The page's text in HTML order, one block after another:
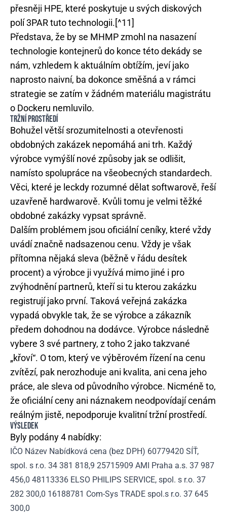
přesněji HPE, které poskytuje u svých diskových
polí 3PAR tuto technologii.[^11]
Představa, že by se MHMP zmohl na nasazení
technologie kontejnerů do konce této dekády se
nám, vzhledem k aktuálním obtížím, jeví jako
naprosto naivní, ba dokonce směšná a v rámci
strategie se zatím v žádném materiálu magistrátu
o Dockeru nemluvilo.
TRŽNÍ PROSTŘEDÍ
Bohužel větší srozumitelnosti a otevřenosti
obdobných zakázek nepomáhá ani trh. Každý
výrobce vymýšlí nové způsoby jak se odlišit,
namísto spolupráce na všeobecných standardech.
Věci, které je leckdy rozumné dělat softwarově, řeší
uzavřeně hardwarově. Kvůli tomu je velmi těžké
obdobné zakázky vypsat správně.
Dalším problémem jsou oficiální ceníky, které vždy
uvádí značně nadsazenou cenu. Vždy je však
přítomna nějaká sleva (běžně v řádu desítek
procent) a výrobce ji využívá mimo jiné i pro
zvýhodnění partnerů, kteří si tu kterou zakázku
registrují jako první. Taková veřejná zakázka
vypadá obvykle tak, že se výrobce a zákazník
předem dohodnou na dodávce. Výrobce následně
vybere 3 své partnery, z toho 2 jako takzvané
„křoví“. O tom, který ve výběrovém řízení na cenu
zvítězí, pak nerozhoduje ani kvalita, ani cena jeho
práce, ale sleva od původního výrobce. Nicméně to,
že oficiální ceny ani náznakem neodpovídají cenám
reálným jistě, nepodporuje kvalitní tržní prostředí.
VÝSLEDEK
Byly podány 4 nabídky:
IČO Název Nabídková cena (bez DPH) 60779420 SÍŤ,
spol. s r.o. 34 381 818,9 25715909 AMI Praha a.s. 37 987
456,0 48113336 ELSO PHILIPS SERVICE, spol. s r.o. 37
282 300,0 16188781 Com-Sys TRADE spol.s r.o. 37 645
300,0